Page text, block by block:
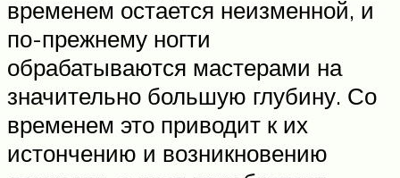
временем остается неизменной, и
по-прежнему ногти
обрабатываются мастерами на
значительно большую глубину. Со
временем это приводит к их
истончению и возникновению